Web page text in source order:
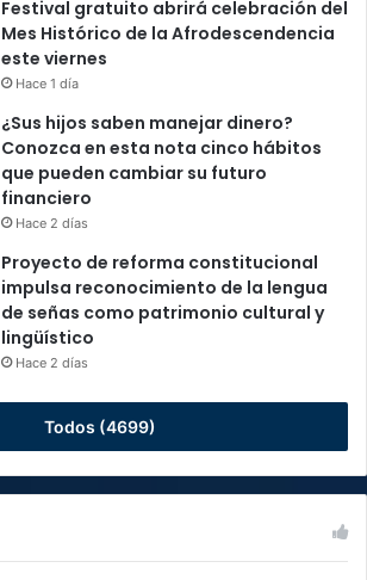
Festival gratuito abrirá celebración del
Mes Histórico de la Afrodescendencia
este viernes
Hace 1 día
¿Sus hijos saben manejar dinero?
Conozca en esta nota cinco hábitos
que pueden cambiar su futuro
financiero
Hace 2 días
Proyecto de reforma constitucional
impulsa reconocimiento de la lengua
de señas como patrimonio cultural y
lingüístico
Hace 2 días
Todos (4699)